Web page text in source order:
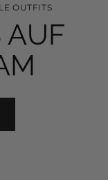
OUTFITS
AUF